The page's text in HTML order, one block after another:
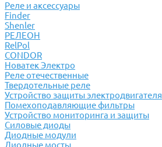
Реле и аксессуары
Finder
Shenler
РЕЛЕОН
RelPol
CONDOR
Новатек Электро
Реле отечественные
Твердотельные реле
Устройство защиты электродвигателя
Помехоподавляющие фильтры
Устройство мониторинга и защиты
Силовые диоды
Диодные модули
Диодные мосты